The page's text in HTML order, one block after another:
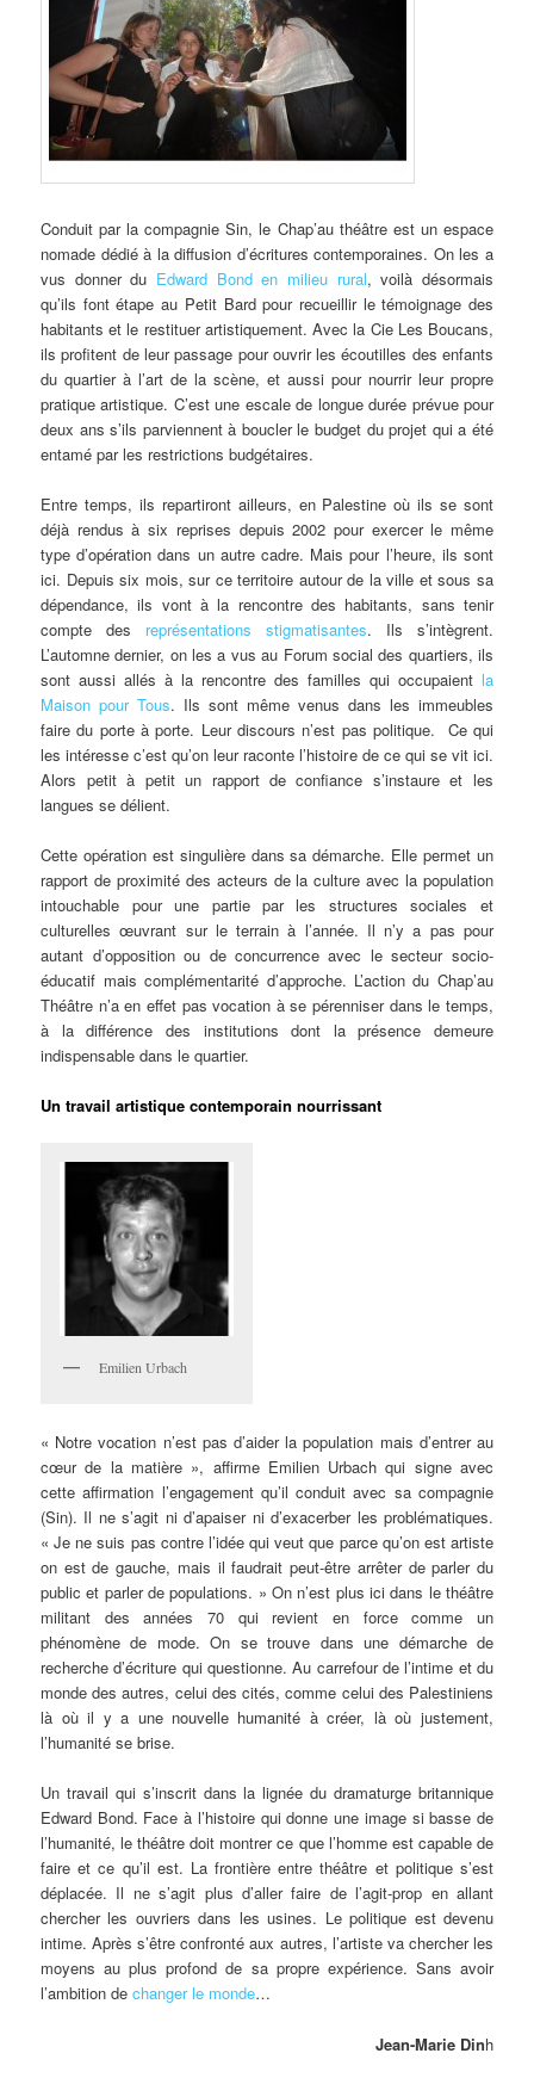
Conduit par la compagnie Sin, le Chap’au théâtre est un espace
nomade dédié à la diffusion d’écritures contemporaines. On les a
vus donner du Edward Bond en milieu rural, voilà désormais
qu’ils font étape au Petit Bard pour recueillir le témoignage des
habitants et le restituer artistiquement. Avec la Cie Les Boucans,
ils profitent de leur passage pour ouvrir les écoutilles des enfants
du quartier à l’art de la scène, et aussi pour nourrir leur propre
pratique artistique. C’est une escale de longue durée prévue pour
deux ans s’ils parviennent à boucler le budget du projet qui a été
entamé par les restrictions budgétaires.
Entre temps, ils repartiront ailleurs, en Palestine où ils se sont
déjà rendus à six reprises depuis 2002 pour exercer le même
type d’opération dans un autre cadre. Mais pour l’heure, ils sont
ici. Depuis six mois, sur ce territoire autour de la ville et sous sa
dépendance, ils vont à la rencontre des habitants, sans tenir
compte des représentations stigmatisantes. Ils s’intègrent.
L’automne dernier, on les a vus au Forum social des quartiers, ils
sont aussi allés à la rencontre des familles qui occupaient la
Maison pour Tous. Ils sont même venus dans les immeubles
faire du porte à porte. Leur discours n’est pas politique. Ce qui
les intéresse c’est qu’on leur raconte l’histoire de ce qui se vit ici.
Alors petit à petit un rapport de confiance s’instaure et les
langues se délient.
Cette opération est singulière dans sa démarche. Elle permet un
rapport de proximité des acteurs de la culture avec la population
intouchable pour une partie par les structures sociales et
culturelles œuvrant sur le terrain à l’année. Il n’y a pas pour
autant d’opposition ou de concurrence avec le secteur socio-
éducatif mais complémentarité d’approche. L’action du Chap’au
Théâtre n’a en effet pas vocation à se pérenniser dans le temps,
à la différence des institutions dont la présence demeure
indispensable dans le quartier.
Un travail artistique contemporain nourrissant
Emilien Urbach
« Notre vocation n’est pas d’aider la population mais d’entrer au
cœur de la matière », affirme Emilien Urbach qui signe avec
cette affirmation l’engagement qu’il conduit avec sa compagnie
(Sin). Il ne s’agit ni d’apaiser ni d’exacerber les problématiques.
« Je ne suis pas contre l’idée qui veut que parce qu’on est artiste
on est de gauche, mais il faudrait peut-être arrêter de parler du
public et parler de populations. » On n’est plus ici dans le théâtre
militant des années 70 qui revient en force comme un
phénomène de mode. On se trouve dans une démarche de
recherche d’écriture qui questionne. Au carrefour de l’intime et du
monde des autres, celui des cités, comme celui des Palestiniens
là où il y a une nouvelle humanité à créer, là où justement,
l’humanité se brise.
Un travail qui s’inscrit dans la lignée du dramaturge britannique
Edward Bond. Face à l’histoire qui donne une image si basse de
l’humanité, le théâtre doit montrer ce que l’homme est capable de
faire et ce qu’il est. La frontière entre théâtre et politique s’est
déplacée. Il ne s’agit plus d’aller faire de l’agit-prop en allant
chercher les ouvriers dans les usines. Le politique est devenu
intime. Après s’être confronté aux autres, l’artiste va chercher les
moyens au plus profond de sa propre expérience. Sans avoir
l’ambition dechanger le monde…
Jean-Marie Dinh